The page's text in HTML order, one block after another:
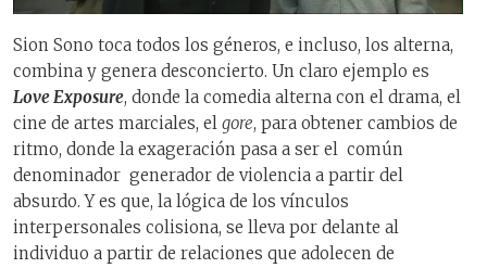
Sion Sono toca todos los géneros, e incluso, los alterna,
combina y genera desconcierto. Un claro ejemplo es
Love Exposure, donde la comedia alterna con el drama, el
cine de artes marciales, el gore, para obtener cambios de
ritmo, donde la exageración pasa a ser el común
denominador generador de violencia a partir del
absurdo. Y es que, la lógica de los vínculos
interpersonales colisiona, se lleva por delante al
individuo a partir de relaciones que adolecen de